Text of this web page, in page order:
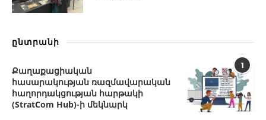
ընտրանի
1
Քաղաքացիական
հասարակության ռազմավարական
հաղորդակցության հարթակի
(StratCom Hub)-ի մեկնարկ